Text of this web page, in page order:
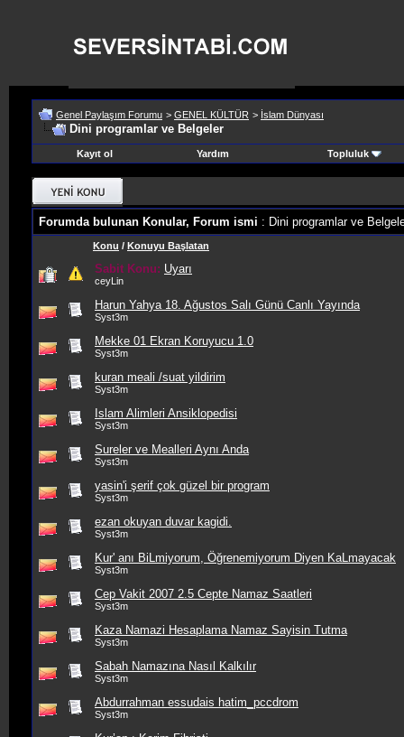
Genel Paylaşım Forumu > GENEL KÜLTÜR > İslam Dünyası
Dini programlar ve Belgeler
Kayıt ol Yardım Topluluk
Forumda bulunan Konular, Forum ismi : Dini programlar ve
Konu / Konuyu Başlatan
Sabit Konu: Uyarı
ceyLin
Harun Yahya 18. Ağustos Salı Günü Canlı Yayında
Syst3m
Mekke 01 Ekran Koruyucu 1.0
Syst3m
kuran meali /suat yildirim
Syst3m
Islam Alimleri Ansiklopedisi
Syst3m
Sureler ve Mealleri Aynı Anda
Syst3m
yasin'i şerif çok güzel bir program
Syst3m
ezan okuyan duvar kagidi.
Syst3m
Kur' anı BiLmiyorum, Öğrenemiyorum Diyen KaLmayacak
Syst3m
Cep Vakit 2007 2.5 Cepte Namaz Saatleri
Syst3m
Kaza Namazi Hesaplama Namaz Sayisin Tutma
Syst3m
Sabah Namazına Nasıl Kalkılır
Syst3m
Abdurrahman essudais hatim_pccdrom
Syst3m